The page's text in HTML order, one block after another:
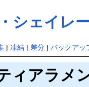
シェイレ
| 凍結| 差分| バックアッ
ティアラメ